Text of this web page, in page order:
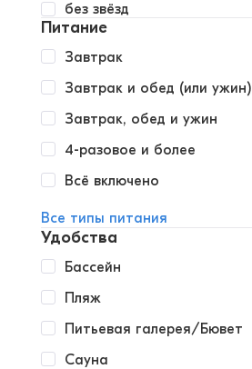
без звёзд
Питание
Завтрак
Завтрак и обед (или ужин)
Завтрак, обед и ужин
4-разовое и более
Всё включено
Все типы питания
Удобства
Бассейн
Пляж
Питьевая галерея/Бювет
Сауна